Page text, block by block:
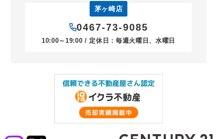
茅ヶ崎店
0467-73-9085
10:00～19:00 / 定休日：毎週火曜日、水曜日